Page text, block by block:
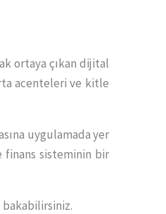
ortaya çıkan dijital
acenteleri ve kitle
uygulamada yer
finans sisteminin bir